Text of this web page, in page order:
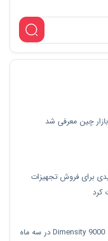
برای فروش تجهیزات
کرد
وان‌پلاس ۱۰R با تراشه‌ی Dimensity 9000 در سه ماه